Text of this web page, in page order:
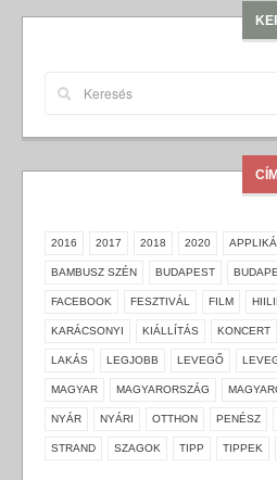
2016 2017 2018 2020
BAMBUSZ SZÉN BUDAPEST
FACEBOOK FESZTIVÁL FILM
KARÁCSONYI KIÁLLÍTÁS KONCERT
LAKÁS LEGJOBB LEVEGŐ
MAGYAR MAGYARORSZÁG
NYÁR NYÁRI OTTHON PENÉSZ
STRAND SZAGOK TIPP TIPPEK